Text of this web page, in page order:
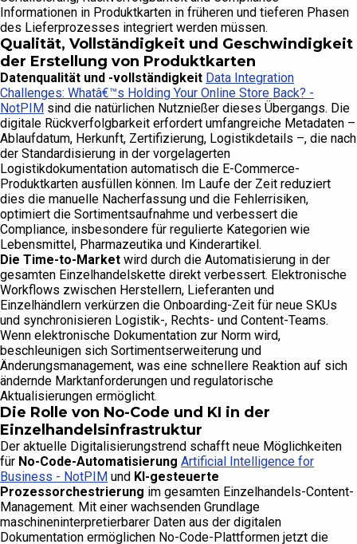
Informationen in Produktkarten in früheren und tieferen Phasen
des Lieferprozesses integriert werden müssen.
Qualität, Vollständigkeit und Geschwindigkeit
der Erstellung von Produktkarten
Datenqualität und -vollständigkeit Data Integration
Challenges: Whatâ€™s Holding Your Online Store Back? -
NotPIM sind die natürlichen Nutznießer dieses Übergangs. Die
digitale Rückverfolgbarkeit erfordert umfangreiche Metadaten –
Ablaufdatum, Herkunft, Zertifizierung, Logistikdetails –, die nach
der Standardisierung in der vorgelagerten
Logistikdokumentation automatisch die E-Commerce-
Produktkarten ausfüllen können. Im Laufe der Zeit reduziert
dies die manuelle Nacherfassung und die Fehlerrisiken,
optimiert die Sortimentsaufnahme und verbessert die
Compliance, insbesondere für regulierte Kategorien wie
Lebensmittel, Pharmazeutika und Kinderartikel.
Die Time-to-Market wird durch die Automatisierung in der
gesamten Einzelhandelskette direkt verbessert. Elektronische
Workflows zwischen Herstellern, Lieferanten und
Einzelhändlern verkürzen die Onboarding-Zeit für neue SKUs
und synchronisieren Logistik-, Rechts- und Content-Teams.
Wenn elektronische Dokumentation zur Norm wird,
beschleunigen sich Sortimentserweiterung und
Änderungsmanagement, was eine schnellere Reaktion auf sich
ändernde Marktanforderungen und regulatorische
Aktualisierungen ermöglicht.
Die Rolle von No-Code und KI in der
Einzelhandelsinfrastruktur
Der aktuelle Digitalisierungstrend schafft neue Möglichkeiten
für No-Code-Automatisierung Artificial Intelligence for
Business - NotPIM und KI-gesteuerte
Prozessorchestrierung im gesamten Einzelhandels-Content-
Management. Mit einer wachsenden Grundlage
maschineninterpretierbarer Daten aus der digitalen
Dokumentation ermöglichen No-Code-Plattformen jetzt die